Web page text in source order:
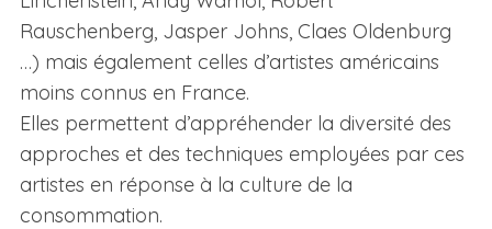
Rauschenberg, Jasper Johns, Claes Oldenburg
…) mais également celles d’artistes américains
moins connus en France.
Elles permettent d’appréhender la diversité des
approches et des techniques employées par ces
artistes en réponse à la culture de la
consommation.